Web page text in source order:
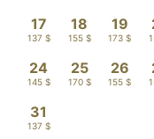
17
137 $
18
155 $
19
173 $
24
145 $
25
170 $
26
155 $
31
137 $